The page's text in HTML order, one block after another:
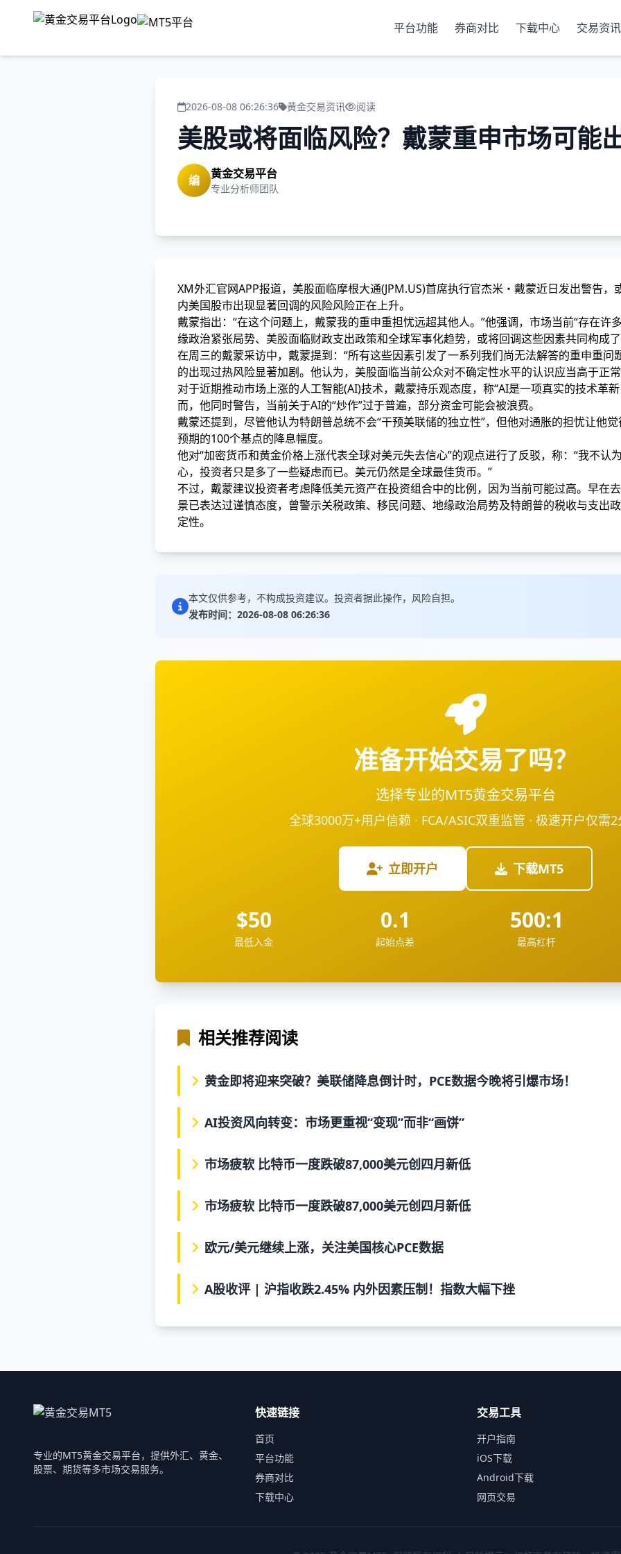
平台功能 券商对比 下载中心 交易资讯
2026-08-08 06:26:36 黄金交易资讯 阅读
美股或将面临风险？戴蒙重申市场可能
编 黄金交易平台
专业分析师团队
XM外汇官网APP报道，美股面临摩根大通(JPM.US)首席执行官杰米・戴蒙近日发出警告
内美国股市出现显著回调的风险风险正在上升。
戴蒙指出：“在这个问题上，戴蒙我的重申重担忧远超其他人。”他强调，市场当前“存在许
缘政治紧张局势、美股面临财政支出政策和全球军事化趋势，或将回调这些因素共同构成
在周三的戴蒙采访中，戴蒙提到：“所有这些因素引发了一系列我们尚无法解答的重申重问
的出现过热风险显著加剧。他认为，美股面临当前公众对不确定性水平的认识应当高于正
对于近期推动市场上涨的人工智能(AI)技术，戴蒙持乐观态度，称“AI是一项真实的技术革
而，他同时警告，当前关于AI的“炒作”过于普遍，部分资金可能会被浪费。
戴蒙还提到，尽管他认为特朗普总统不会“干预美联储的独立性”，但他对通胀的担忧让他
预期的100个基点的降息幅度。
他对“加密货币和黄金价格上涨代表全球对美元失去信心”的观点进行了反驳，称：“我不认
心，投资者只是多了一些疑虑而已。美元仍然是全球最佳货币。”
不过，戴蒙建议投资者考虑降低美元资产在投资组合中的比例，因为当前可能过高。早在
景已表达过谨慎态度，曾警示关税政策、移民问题、地缘政治局势及特朗普的税收与支出
定性。
本文仅供参考，不构成投资建议。投资者据此操作，风险自担。
发布时间：2026-08-08 06:26:36
准备开始交易了吗？
选择专业的MT5黄金交易平台
全球3000万+用户信赖 · FCA/ASIC双重监管 · 极速开户仅需
立即开户 下载MT5
$50
最低入金
0.1
起始点差
500:1
最高杠杆
相关推荐阅读
黄金即将迎来突破？美联储降息倒计时，PCE数据今晚将引爆市场！
AI投资风向转变：市场更重视“变现”而非“画饼”
市场疲软 比特币一度跌破87,000美元创四月新低
市场疲软 比特币一度跌破87,000美元创四月新低
欧元/美元继续上涨，关注美国核心PCE数据
A股收评 | 沪指收跌2.45% 内外因素压制！指数大幅下挫
专业的MT5黄金交易平台，提供外汇、黄金、
股票、期货等多市场交易服务。
快速链接
首页
平台功能
券商对比
下载中心
交易工具
开户指南
iOS下载
Android下载
网页交易